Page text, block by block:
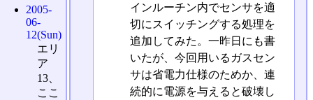
インルーチン内でセンサを適
切にスイッチングする処理を
追加してみた。一昨日にも書
いたが、今回用いるガスセン
サは省電力仕様のためか、連
続的に電源を与えると破壊し
2005-
06-
12(Sun)
エリ
ア
13、
ここ